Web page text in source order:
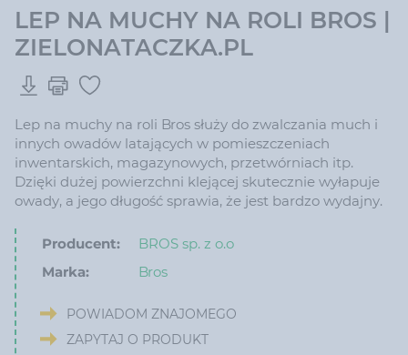
LEP NA MUCHY NA ROLI BROS |
ZIELONATACZKA.PL
Lep na muchy na roli Bros służy do zwalczania much i
innych owadów latających w pomieszczeniach
inwentarskich, magazynowych, przetwórniach itp.
Dzięki dużej powierzchni klejącej skutecznie wyłapuje
owady, a jego długość sprawia, że jest bardzo wydajny.
Producent:
BROS sp. z o.o
Marka:
Bros
POWIADOM ZNAJOMEGO
ZAPYTAJ O PRODUKT